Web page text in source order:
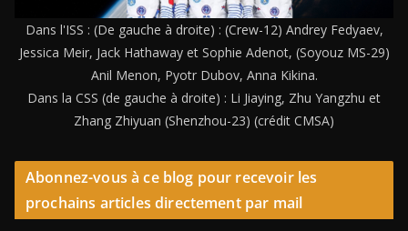
Dans l'ISS : (De gauche à droite) : (Crew-12) Andrey Fedyaev,
Jessica Meir, Jack Hathaway et Sophie Adenot, (Soyouz MS-29)
Anil Menon, Pyotr Dubov, Anna Kikina.
Dans la CSS (de gauche à droite) : Li Jiaying, Zhu Yangzhu et
Zhang Zhiyuan (Shenzhou-23) (crédit CMSA)
Abonnez-vous à ce blog pour recevoir les
prochains articles directement par mail